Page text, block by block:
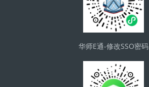
华师E通-修改SSO密码